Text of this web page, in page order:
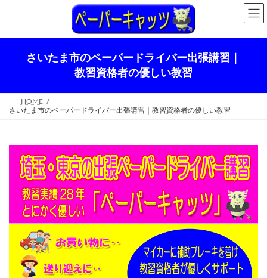
ン
ー
さいたま市のペーパードライバー出張講習｜
教習資格者の優しい教習
HOME
さいたま市のペーパードライバー出張講習｜教習資格者の優しい教習